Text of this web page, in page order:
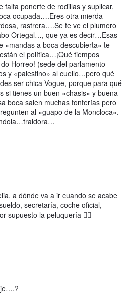
falta ponerte de rodillas y suplicar,
ocupada….Eres otra mierda
rastrera….Se te ve el plumero
Ortegal…, que ya es decir…Esas
«mandas a boca descubierta» te
el política…¡Qué tiempos
Horreo! (sede del parlamento
y «palestino» al cuello…pero qué
ser chica Vogue, porque para qué
si tienes un buen «chasis» y buena
boca salen muchas tonterías pero
al «guapo de la Moncloca».
a dónde va a ir cuando se acabe
secretaría, coche oficial,
supuesto la peluquería 💇‍♀️